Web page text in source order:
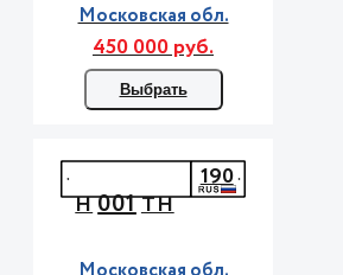
Московская обл.
450 000 руб.
Выбрать
Н001ТН
190